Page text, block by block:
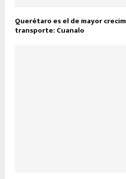
Querétaro es el de mayor
transporte: Cuanalo